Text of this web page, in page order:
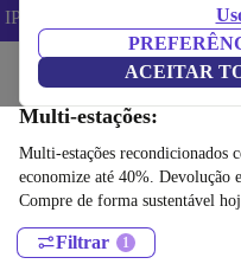
ACEITAR
IPHONEDEAL –
Início Equipamentos
Multi-estações:
Multi-estações recondicionados
economize até 40%. Devolução
Compre de forma sustentável
Filtrar